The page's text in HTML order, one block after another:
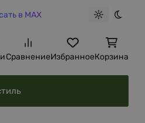
в MAX
Светлая
СравнениеИзбранноеКорзина